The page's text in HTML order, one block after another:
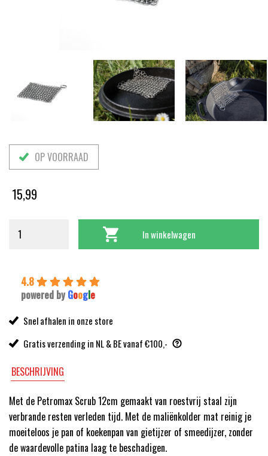
OP VOORRAAD
15,99
In winkelwagen
4.8
powered by Google
Snel afhalen in onze store
Gratis verzending in NL & BE vanaf €100,-
BESCHRIJVING
Met de Petromax Scrub 12cm gemaakt van roestvrij staal zijn
verbrande resten verleden tijd. Met de maliënkolder mat reinig je
moeiteloos je pan of koekenpan van gietijzer of smeedijzer, zonder
de waardevolle patina laag te beschadigen.